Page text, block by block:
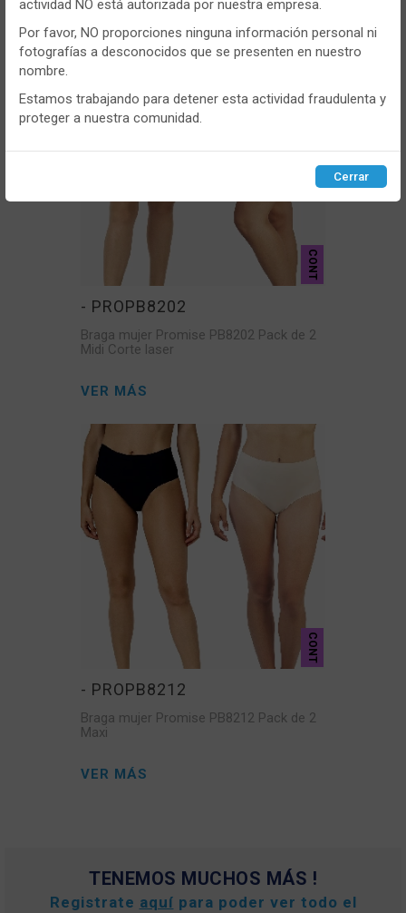
VER MÁS
CONT
- PROPB8202
Braga mujer Promise PB8202 Pack de 2
Midi Corte laser
VER MÁS
CONT
- PROPB8212
Braga mujer Promise PB8212 Pack de 2
Maxi
VER MÁS
TENEMOS MUCHOS MÁS !
Registrate aquí para poder ver todo el
la navegación que realizas y para ajustar el contenido a tus
gustos y preferencias.
Puedesconfigurary aceptar el uso de cookies a tu gusto.
Para obtener más información visita nuestra
cookies .
Configurar Rechazar ACEPTAR
actividad NO está autorizada por nuestra empresa.
Por favor, NO proporciones ninguna información personal ni
fotografías a desconocidos que se presenten en nuestro
nombre.
Estamos trabajando para detener esta actividad fraudulenta y
proteger a nuestra comunidad.
Cerrar